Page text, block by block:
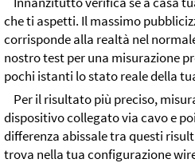
che ti aspetti. Il massimo
corrisponde alla realtà nel
nostro test per una misurazione
pochi istanti lo stato reale della
Per il risultato più preciso,
dispositivo collegato via cavo e
differenza abissale tra questi
trova nella tua configurazione